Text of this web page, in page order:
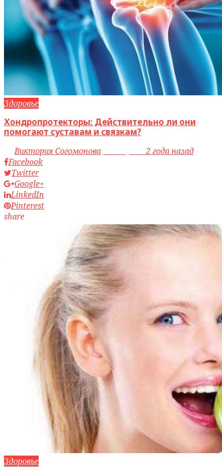
Здоровье
Хондропротекторы: Действительно ли они
помогают суставам и связкам?
byВиктория Согомонова access_time2 года назад
Facebook
Twitter
Google+
LinkedIn
Pinterest
share
Здоровье